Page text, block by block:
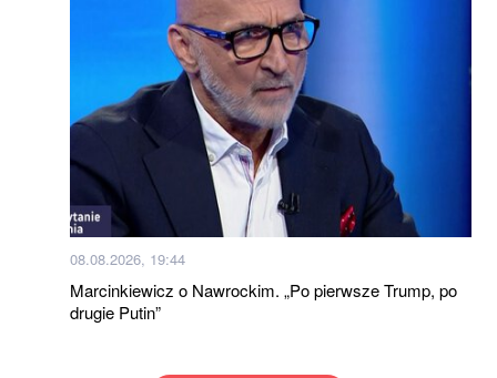
08.08.2026, 19:44
Marcinkiewicz o Nawrockim. „Po pierwsze Trump, po
drugie Putin”